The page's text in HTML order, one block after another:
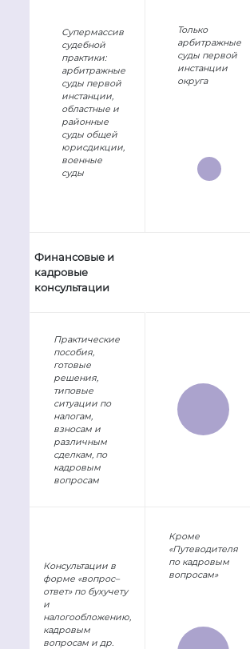
Супермассив
судебной
практики:
арбитражные
суды первой
инстанции,
областные и
районные
суды общей
юрисдикции,
военные
суды
Финансовые и
кадровые
консультации
Практические
пособия,
готовые
решения,
типовые
ситуации по
налогам,
взносам и
различным
сделкам, по
кадровым
вопросам
Консультации в
форме «вопрос–
ответ» по бухучету
и
налогообложению,
кадровым
вопросам и др.
Только
арбитражные
суды первой
инстанции
округа
Кроме
«Путеводителя
по кадровым
вопросам»